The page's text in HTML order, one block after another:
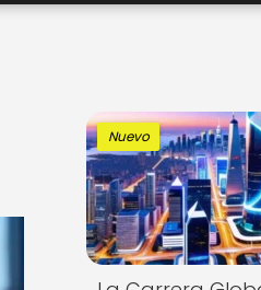
Nuevo